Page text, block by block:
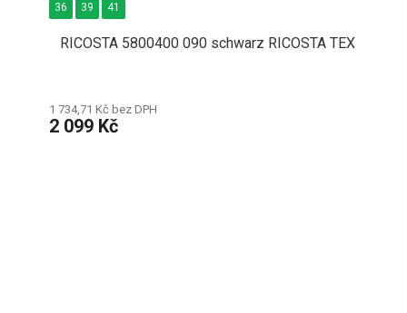
RICOSTA 5800400 090 schwarz RICOSTA TEX
1 734,71 Kč bez DPH
2 099 Kč
36 39 41